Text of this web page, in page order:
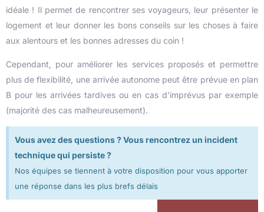
idéale ! Il permet de rencontrer ses voyageurs, leur présenter le
logement et leur donner les bons conseils sur les choses à faire
aux alentours et les bonnes adresses du coin !
Cependant, pour améliorer les services proposés et permettre
plus de flexibilité, une arrivée autonome peut être prévue en plan
B pour les arrivées tardives ou en cas d’imprévus par exemple
(majorité des cas malheureusement).
Vous avez des questions ? Vous rencontrez un incident
technique qui persiste ?
Nos équipes se tiennent à votre disposition pour vous apporter
une réponse dans les plus brefs délais